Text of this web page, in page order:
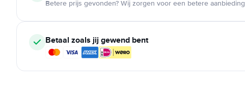
Betere prijs gevonden? Wij zorgen voor een betere aanbieding
Betaal zoals jij gewend bent